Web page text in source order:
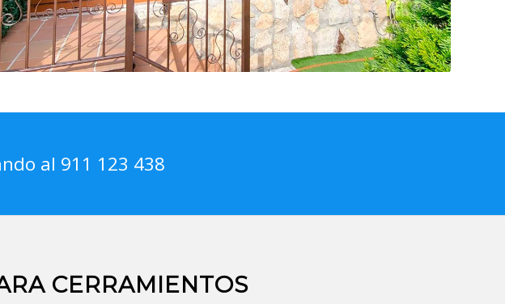
al 911 123 438
CERRAMIENTOS